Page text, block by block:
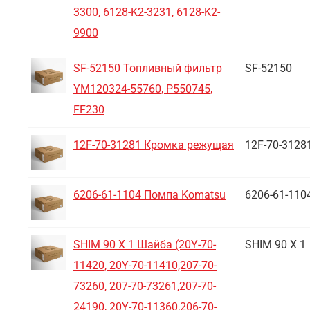
3300, 6128-K2-3231, 6128-K2-
9900
SF-52150 Топливный фильтр
YM120324-55760, P550745,
FF230
SF-52150
12F-70-31281 Кромка режущая 12F-70-
6206-61-1104 Помпа Komatsu 6206-61-
SHIM 90 X 1 Шайба (20Y-70-
11420, 20Y-70-11410,207-70-
73260, 207-70-73261,207-70-
24190, 20Y-70-11360,206-70-
SHIM 90 X 1